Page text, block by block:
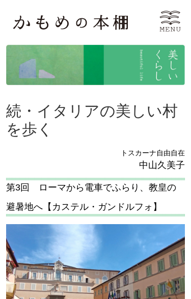
続・イタリアの美しい村
を歩く
トスカーナ自由自在
中山久美子
第3回 ローマから電車でふらり、教皇の
避暑地へ【カステル・ガンドルフォ】